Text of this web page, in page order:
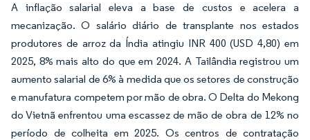
A inflação salarial eleva a base de custos e acelera a
mecanização. O salário diário de transplante nos estados
produtores de arroz da Índia atingiu INR 400 (USD 4,80) em
2025, 8% mais alto do que em 2024. A Tailândia registrou um
aumento salarial de 6% à medida que os setores de construção
e manufatura competem por mão de obra. O Delta do Mekong
do Vietnã enfrentou uma escassez de mão de obra de 12% no
período de colheita em 2025. Os centros de contratação